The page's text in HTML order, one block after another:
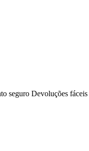
seguro Devoluções fáceis